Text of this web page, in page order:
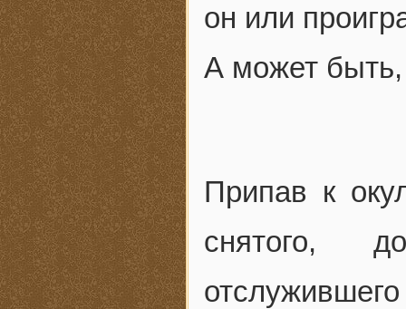
он или
А может быть,
Припав к
снятого,